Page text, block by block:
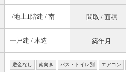
-/地上1階建 / 南 間取 / 面積
一戸建 / 木造 築年月
敷金なし 南向き バス・トイレ別 エアコン